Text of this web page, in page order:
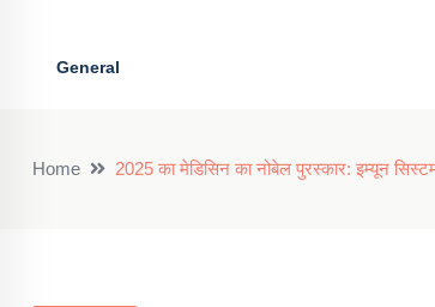
General
Home 2025 का मेडिसिन का नोबेल पुरस्कार: इम्यून